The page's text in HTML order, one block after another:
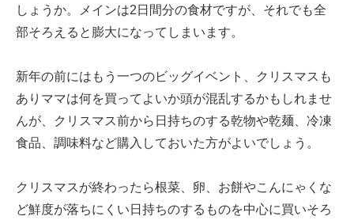
しょうか。メインは2日間分の食材ですが、それでも全
部そろえると膨大になってしまいます。
新年の前にはもう一つのビッグイベント、クリスマスも
ありママは何を買ってよいか頭が混乱するかもしれませ
んが、クリスマス前から日持ちのする乾物や乾麺、冷凍
食品、調味料など購入しておいた方がよいでしょう。
クリスマスが終わったら根菜、卵、お餅やこんにゃくな
ど鮮度が落ちにくい日持ちのするものを中心に買いそろ